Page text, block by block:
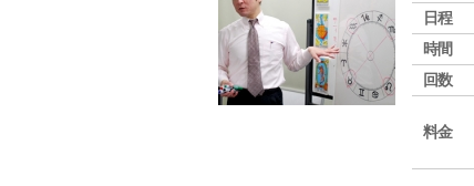
日程
時間
回数
料金